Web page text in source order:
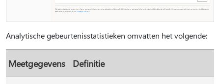
Analytische gebeurtenisstatistieken omvatten het volgende:
Meetgegevens Definitie